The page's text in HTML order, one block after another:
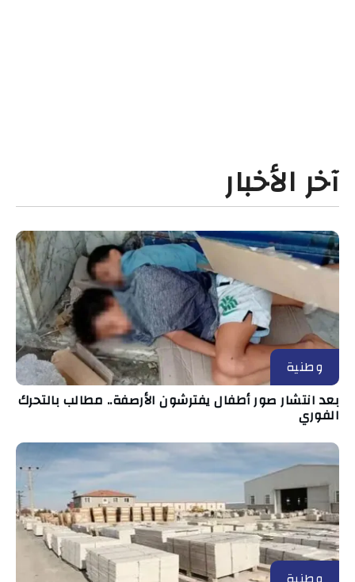
آخر الأخبار
وطنية
بعد انتشار صور أطفال يفترشون الأرصفة.. مطالب بالتحرك
الفوري